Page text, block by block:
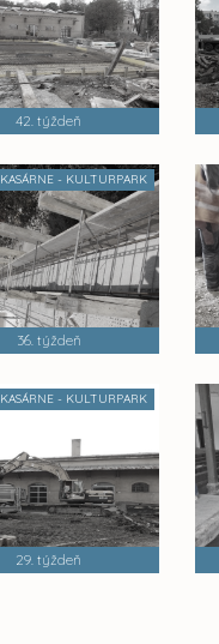
42. týždeň
KASÁRNE - KULTURPARK
36. týždeň
KASÁRNE - KULTURPARK
29. týždeň